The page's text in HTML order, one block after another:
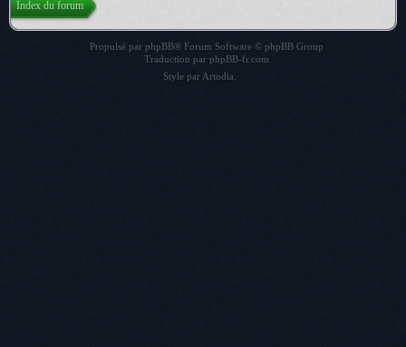
Index du forum
Propulsé par phpBB® Forum Software © phpBB Group
Traduction par phpBB-fr.com
Style par Artodia